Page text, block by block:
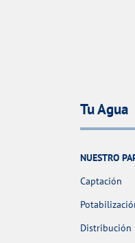
Tu Agua
NUESTRO
Captación
Distribución